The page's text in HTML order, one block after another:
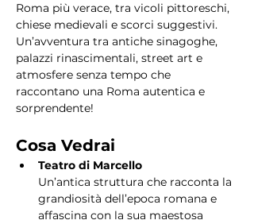
Roma più verace, tra vicoli pittoreschi,
chiese medievali e scorci suggestivi.
Un’avventura tra antiche sinagoghe,
palazzi rinascimentali, street art e
atmosfere senza tempo che
raccontano una Roma autentica e
sorprendente!
Cosa Vedrai
Teatro di Marcello
Un’antica struttura che racconta la
grandiosità dell’epoca romana e
affascina con la sua maestosa